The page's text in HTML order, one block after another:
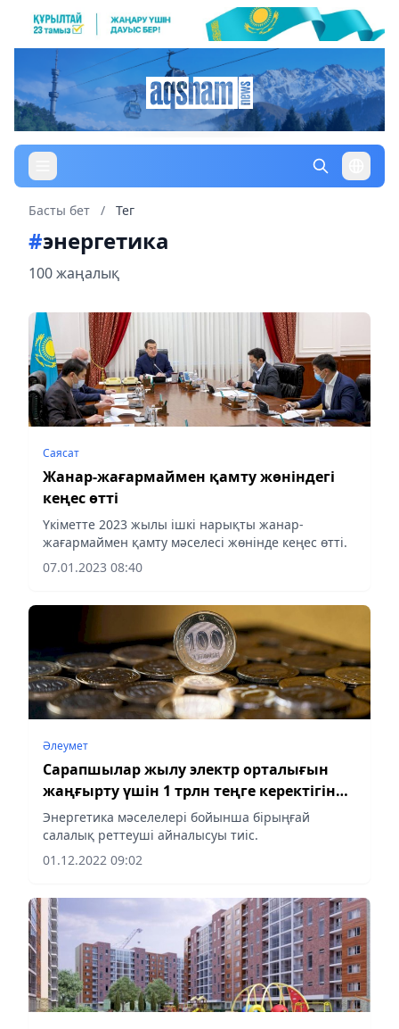
Басты бет / Тег
#энергетика
100 жаңалық
Саясат
Жанар-жағармаймен қамту жөніндегі
кеңес өтті
Үкіметте 2023 жылы ішкі нарықты жанар-
жағармаймен қамту мәселесі жөнінде кеңес өтті.
07.01.2023 08:40
Әлеумет
Сарапшылар жылу электр орталығын
жаңғырту үшін 1 трлн теңге керектігін
айтты
Энергетика мәселелері бойынша бірыңғай
салалық реттеуші айналысуы тиіс.
01.12.2022 09:02